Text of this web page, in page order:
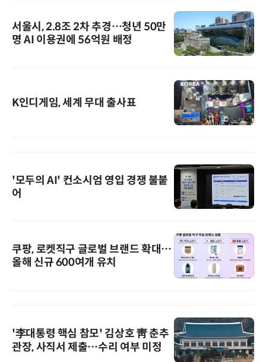
서울시, 2.8조 2차 추경…청년 50만
명 AI 이용권에 56억원 배정
K인디게임, 세계 무대 출사표
'모두의 AI' 컨소시엄 영입 경쟁 불붙
어
쿠팡, 로켓직구 글로벌 브랜드 확대…
올해 신규 600여개 유치
'李대통령 핵심 참모' 김상호 靑 춘추
관장, 사직서 제출…수리 여부 미정